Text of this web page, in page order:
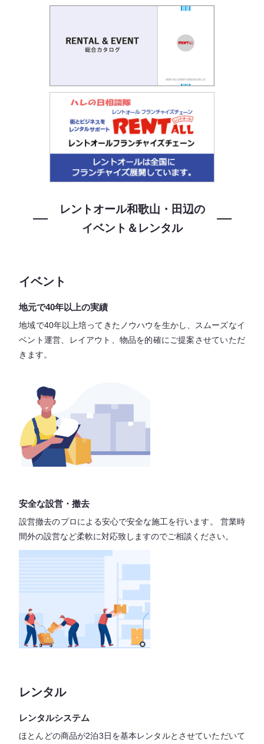
レントオール和歌山・田辺の
イベント＆レンタル
イベント
地元で40年以上の実績
地域で40年以上培ってきたノウハウを生かし、スムーズなイ
ベント運営、レイアウト、物品を的確にご提案させていただ
きます。
安全な設営・撤去
設営撤去のプロによる安心で安全な施工を行います。
営業時
間外の設営など柔軟に対応致しますのでご相談ください。
レンタル
レンタルシステム
ほとんどの商品が2泊3日を基本レンタルとさせていただいて